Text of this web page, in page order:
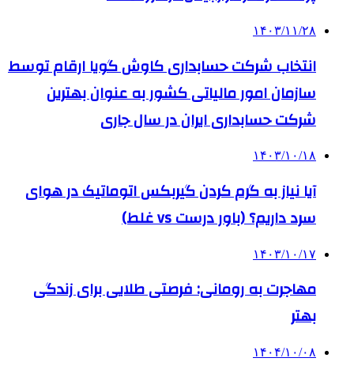
۱۴۰۳/۱۱/۲۸
انتخاب شرکت حسابداری کاوش گویا ارقام توسط
سازمان امور مالیاتی کشور به عنوان بهترین
شرکت حسابداری ایران در سال جاری
۱۴۰۳/۱۰/۱۸
آیا نیاز به گرم کردن گیربکس اتوماتیک در هوای
سرد داریم؟ (باور درست vs غلط)
۱۴۰۳/۱۰/۱۷
مهاجرت به رومانی: فرصتی طلایی برای زندگی
بهتر
۱۴۰۴/۱۰/۰۸